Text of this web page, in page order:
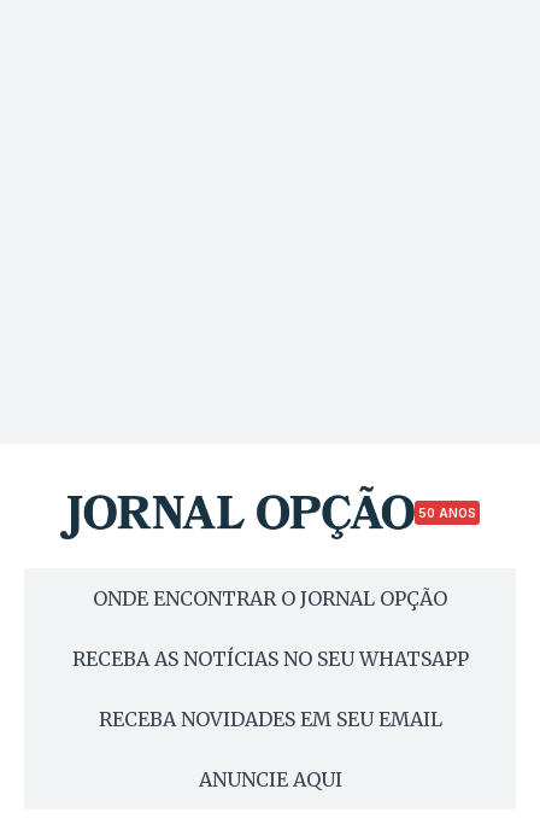
50 ANOS
ONDE ENCONTRAR O JORNAL OPÇÃO
RECEBA AS NOTÍCIAS NO SEU WHATSAPP
RECEBA NOVIDADES EM SEU EMAIL
ANUNCIE AQUI